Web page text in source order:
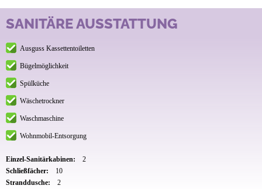
SANITÄRE AUSSTATTUNG
Ausguss Kassettentoiletten
Bügelmöglichkeit
Spülküche
Wäschetrockner
Waschmaschine
Wohnmobil-Entsorgung
Einzel-Sanitärkabinen:
2
Schließfächer:
10
Stranddusche:
2